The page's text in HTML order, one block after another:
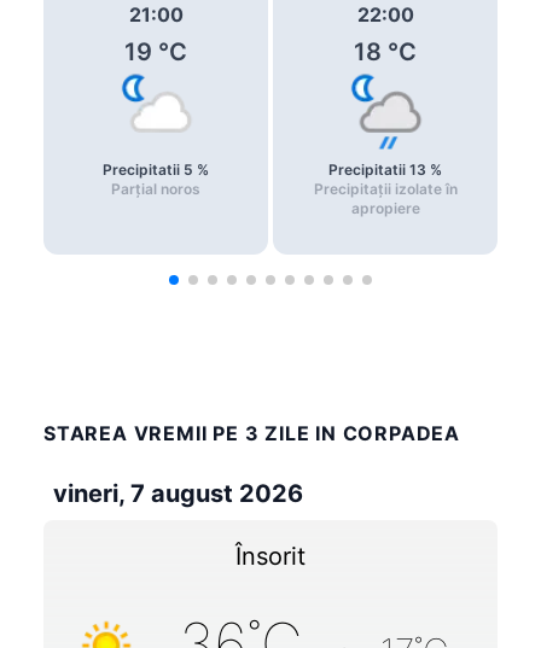
21:00
19 °C
Precipitatii 5 %
Parțial noros
22:00
18 °C
Precipitatii 13 %
Precipitații izolate în
apropiere
STAREA VREMII PE 3 ZILE IN CORPADEA
vineri, 7 august 2026
Însorit